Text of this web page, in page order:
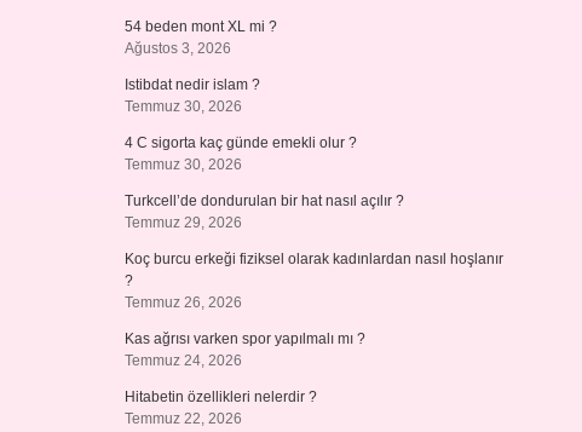
54 beden mont XL mi ?
Ağustos 3, 2026
Istibdat nedir islam ?
Temmuz 30, 2026
4 C sigorta kaç günde emekli olur ?
Temmuz 30, 2026
Turkcell’de dondurulan bir hat nasıl açılır ?
Temmuz 29, 2026
Koç burcu erkeği fiziksel olarak kadınlardan nasıl hoşlanır
?
Temmuz 26, 2026
Kas ağrısı varken spor yapılmalı mı ?
Temmuz 24, 2026
Hitabetin özellikleri nelerdir ?
Temmuz 22, 2026